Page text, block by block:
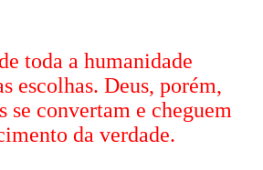
toda a humanidade
escolhas. Deus, porém,
se convertam e cheguem
da verdade.